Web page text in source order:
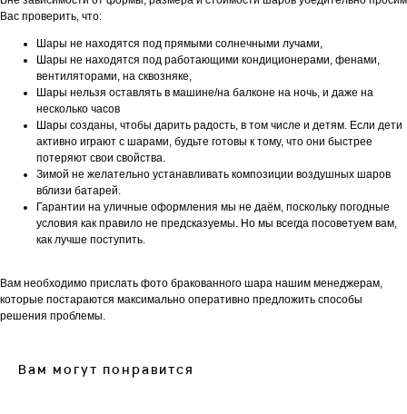
Вас проверить, что:
Шары не находятся под прямыми солнечными лучами,
Шары не находятся под работающими кондиционерами, фенами,
вентиляторами, на сквозняке,
Шары нельзя оставлять в машине/на балконе на ночь, и даже на
несколько часов
Шары созданы, чтобы дарить радость, в том числе и детям. Если дети
активно играют с шарами, будьте готовы к тому, что они быстрее
потеряют свои свойства.
Зимой не желательно устанавливать композиции воздушных шаров
вблизи батарей.
Гарантии на уличные оформления мы не даём, поскольку погодные
условия как правило не предсказуемы. Но мы всегда посоветуем вам,
как лучше поступить.
Вам необходимо прислать фото бракованного шара нашим менеджерам,
которые постараются максимально оперативно предложить способы
решения проблемы.
Вам могут понравится